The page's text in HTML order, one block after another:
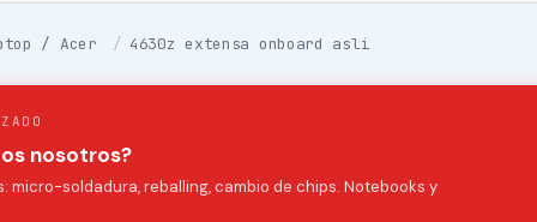
/ Acer / 4630z extensa onboard asli
nosotros?
micro-soldadura, reballing, cambio de chips. Notebooks y